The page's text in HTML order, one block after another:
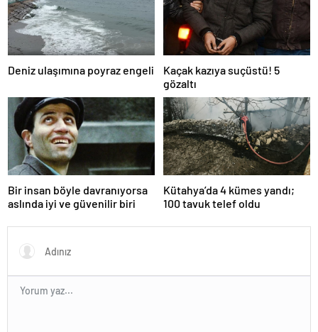
Deniz ulaşımına poyraz engeli
Kaçak kazıya suçüstü! 5
gözaltı
Bir insan böyle davranıyorsa
aslında iyi ve güvenilir biri
Kütahya’da 4 kümes yandı;
100 tavuk telef oldu